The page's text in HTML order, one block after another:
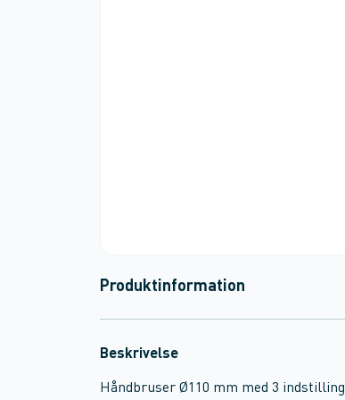
Produktinformation
Beskrivelse
Håndbruser Ø110 mm med 3